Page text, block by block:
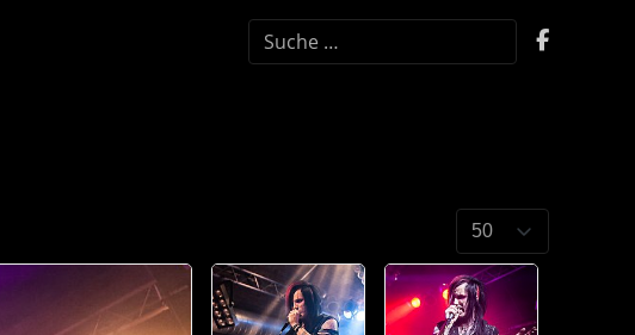
SUCHEN